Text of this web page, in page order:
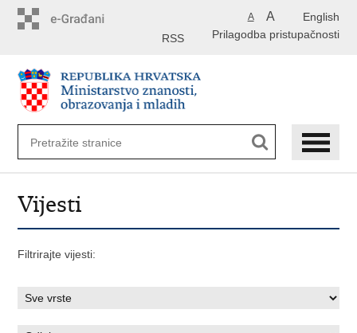
English
A A
Prilagodba pristupačnosti
RSS
Vijesti
Filtrirajte vijesti: